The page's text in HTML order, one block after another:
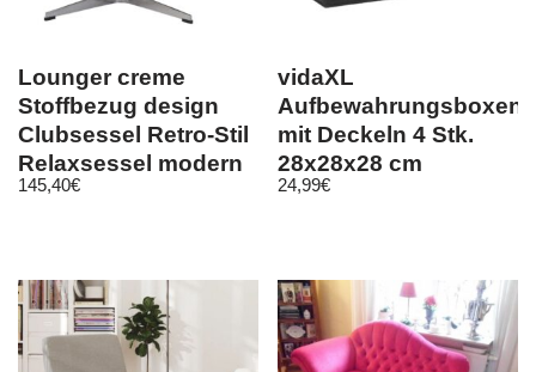
Lounger creme
Stoffbezug design
Clubsessel Retro-Stil
Relaxsessel modern
145,40€
vidaXL
Aufbewahrungsboxen
mit Deckeln 4 Stk.
28x28x28 cm
Schwarz
24,99€